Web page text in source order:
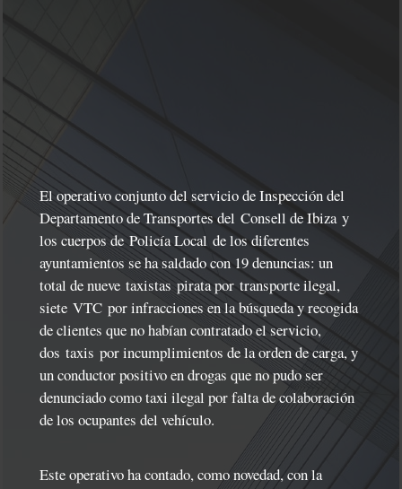
El operativo conjunto del servicio de Inspección del
Departamento de Transportes del Consell de Ibizay
los cuerpos de Policía Local de los diferentes
ayuntamientos se ha saldado con 19 denuncias: un
total de nueve taxistas pirata por transporte ilegal,
siete VTC por infracciones en la búsqueda y recogida
de clientes que no habían contratado el servicio,
dos taxis por incumplimientos de la orden de carga, y
un conductor positivo en drogas que no pudo ser
denunciado como taxi ilegal por falta de colaboración
de los ocupantes del vehículo.
Este operativo ha contado, como novedad, con la